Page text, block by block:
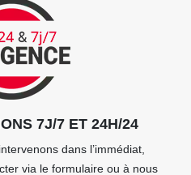
7J/7 ET 24H/24
dans l’immédiat,
via le formulaire ou à nous